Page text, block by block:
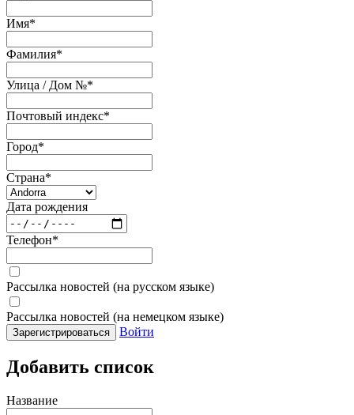
Имя*
Фамилия*
Улица / Дом №*
Почтовый индекс*
Город*
Страна*
Дата рождения
Телефон*
Рассылка новостей (на русском языке)
Рассылка новостей (на немецком языке)
Зарегистрироваться Войти
Добавить список
Название